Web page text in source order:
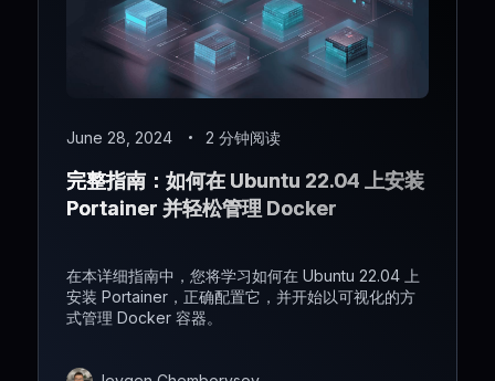
June 28, 2024 2 分钟阅读
完整指南：如何在 Ubuntu 22.04 上安装
Portainer 并轻松管理 Docker
在本详细指南中，您将学习如何在 Ubuntu 22.04 上
安装 Portainer，正确配置它，并开始以可视化的方
式管理 Docker 容器。